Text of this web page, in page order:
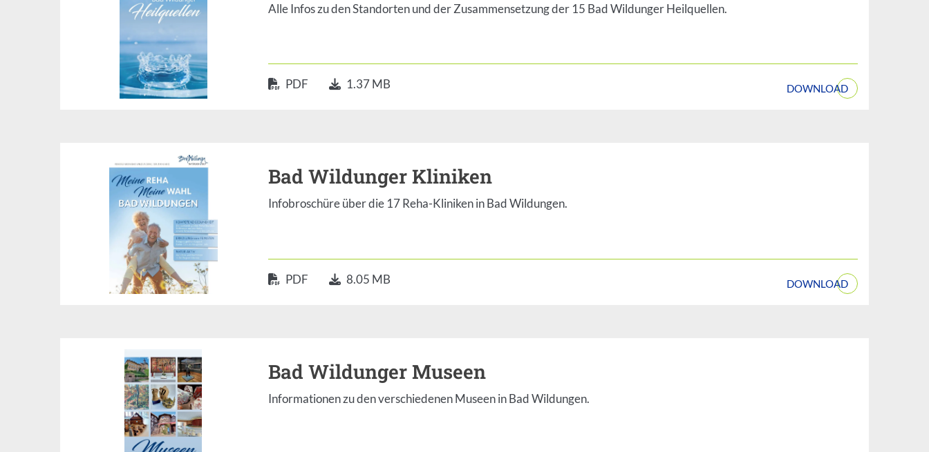
Alle Infos zu den Standorten und der Zusammensetzung der 15 Bad Wildunger Heilquellen.
PDF 1.37 MB DOWNLOAD
Bad Wildunger Kliniken
Infobroschüre über die 17 Reha-Kliniken in Bad Wildungen.
PDF 8.05 MB DOWNLOAD
Bad Wildunger Museen
Informationen zu den verschiedenen Museen in Bad Wildungen.